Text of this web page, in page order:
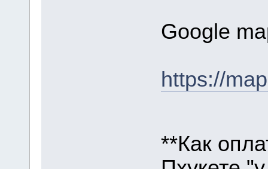
Google
https://
**Как